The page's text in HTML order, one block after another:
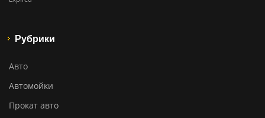
Рубрики
Авто
Автомойки
Прокат авто